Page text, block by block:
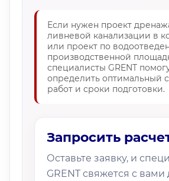
Если нужен проект
ливневой канализации в
или проект по
производственной
специалисты GRENT
определить оптимальный
работ и сроки подготовки.
Запросить
Оставьте заявку, и
GRENT свяжется с вами